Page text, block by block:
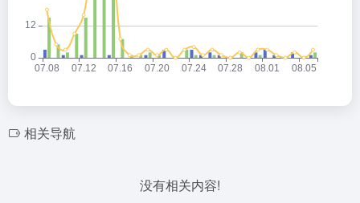
相关导航
没有相关内容!